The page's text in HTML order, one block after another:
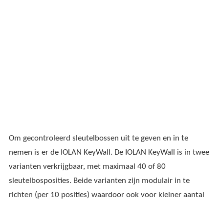
Om gecontroleerd sleutelbossen uit te geven en in te
nemen is er de IOLAN KeyWall. De IOLAN KeyWall is in twee
varianten verkrijgbaar, met maximaal 40 of 80
sleutelbosposities. Beide varianten zijn modulair in te
richten (per 10 posities) waardoor ook voor kleiner aantal